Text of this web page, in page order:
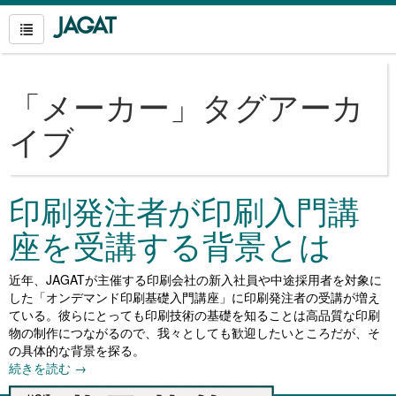
「メーカー 」タグアーカ
イブ
印刷発注者が印刷入門講
座を受講する背景とは
近年、JAGATが主催する印刷会社の新入社員や中途採用者を対象に
した「オンデマンド印刷基礎入門講座」に印刷発注者の受講が増え
ている。彼らにとっても印刷技術の基礎を知ることは高品質な印刷
物の制作につながるので、我々としても歓迎したいところだが、そ
の具体的な背景を探る。
続きを読む →